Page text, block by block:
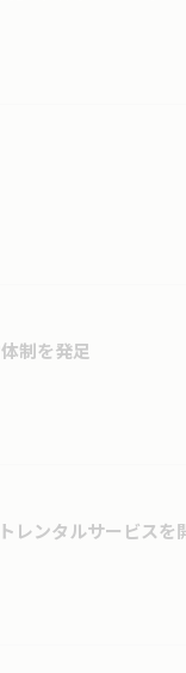
制を発足
レンタルサービス